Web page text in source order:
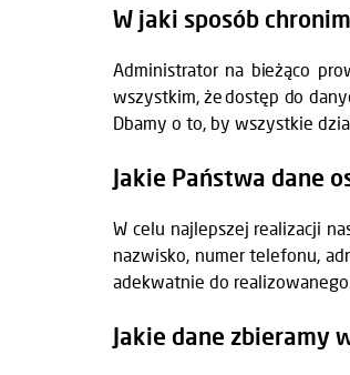
W jaki sposób
Administrator na bieżąco
wszystkim, że dostęp do
Dbamy o to, by wszystkie
Jakie Państwa dane
W celu najlepszej realizacji
nazwisko, numer telefonu,
adekwatnie do realizowanego
Jakie dane zbieramy